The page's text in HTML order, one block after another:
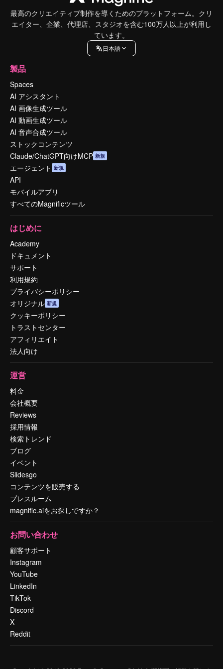
最高のクリエイティブ制作を導くためのプラットフォーム。クリ
エイター、企業、代理店、スタジオを含む100万人以上が利用し
ています。
日本語
製品
Spaces
AI アシスタント
AI 画像生成ツール
AI 動画生成ツール
AI 音声合成ツール
ストックコンテンツ
Claude/ChatGPT向けMCP 新規
エージェント 新規
API
モバイルアプリ
すべてのMagnificツール
はじめに
Academy
ドキュメント
サポート
利用規約
プライバシーポリシー
オリジナル 新規
クッキーポリシー
トラストセンター
アフィリエイト
法人向け
運営
料金
会社概要
Reviews
採用情報
検索トレンド
ブログ
イベント
Slidesgo
コンテンツを販売する
プレスルーム
magnific.aiをお探しですか？
お問い合わせ
顧客サポート
Instagram
YouTube
LinkedIn
TikTok
Discord
X
Reddit